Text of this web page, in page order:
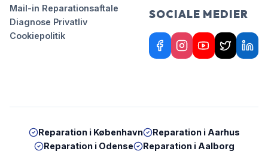
Mail-in Reparationsaftale
Diagnose Privatliv
Cookiepolitik
SOCIALE MEDIER
Reparation i København Reparation i Aarhus
Reparation i Odense Reparation i Aalborg